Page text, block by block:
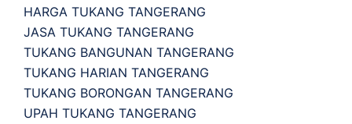
HARGA TUKANG TANGERANG
JASA TUKANG TANGERANG
TUKANG BANGUNAN TANGERANG
TUKANG HARIAN TANGERANG
TUKANG BORONGAN TANGERANG
UPAH TUKANG TANGERANG